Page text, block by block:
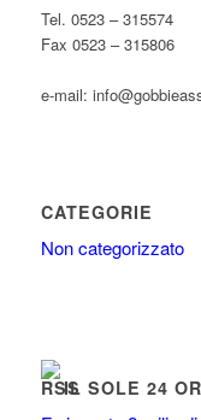
Tel. 0523 – 315574
Fax 0523 – 315806
e-mail:
CATEGORIE
Non categorizzato
IL SOLE 24